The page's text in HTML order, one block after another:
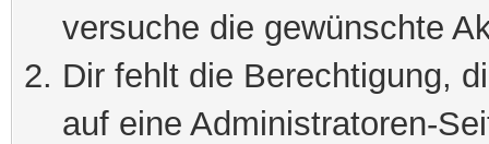
versuche die gewünschte
Dir fehlt die Berechtigung,
auf eine Administratoren-